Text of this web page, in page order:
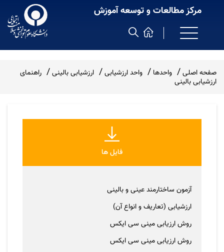
مرکز مطالعات و توسعه آموزش
صفحه اصلی واحدها واحد ارزشیابی ارزشیابی بالینی
راهنمای
ارزشیابی بالینی
فایل ها
آزمون ساختارمند عینی و بالینی
ارزشیابی (تعاریف و انواع آن)
روش ارزیابی مینی سی ایکس
روش ارزیابی مینی سی ایکس